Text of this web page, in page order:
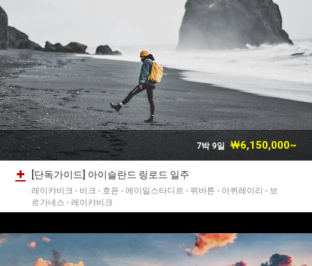
7박 9일 ￦6,150,000~
[단독가이드] 아이슬란드 링로드 일주
레이캬비크 - 비크 - 호픈 - 에이일스타디르 - 뮈바튼 - 아퀴레이리 - 보
르가네스 - 레이캬비크